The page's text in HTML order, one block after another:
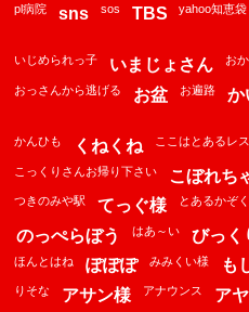
pl病院 sns sos TBS yahoo知恵袋
いじめられっ子 いまじょさん お
おっさんから逃げる お盆 お遍路 か
かんひも くねくね ここはとあるレ
こっくりさんお帰り下さい こぼれち
つきのみや駅 てっぐ様 とあるかぞく
のっぺらぼう はあ～い びっく
ほんとはね ぽぽぽ みみくい様 も
りそな アサン様 アナウンス ア